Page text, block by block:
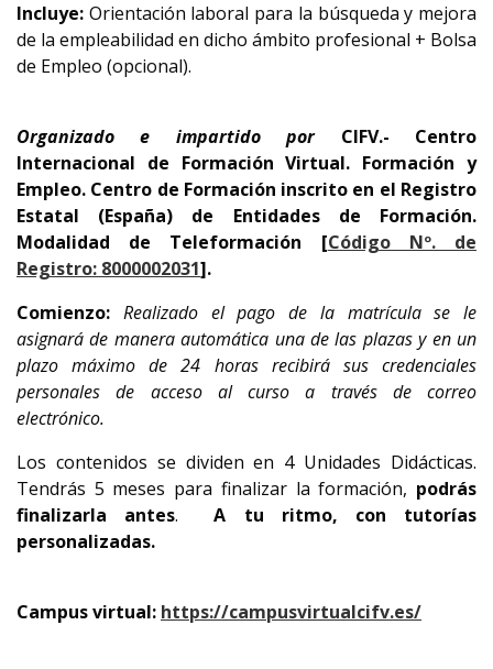
Incluye: Orientación laboral para la búsqueda y mejora
de la empleabilidad en dicho ámbito profesional + Bolsa
de Empleo (opcional).
Organizado e impartido por CIFV.- Centro
Internacional de Formación Virtual. Formación y
Empleo. Centro de Formación inscrito en el Registro
Estatal (España) de Entidades de Formación.
Modalidad de Teleformación [Código Nº. de
Registro: 8000002031].
Comienzo: Realizado el pago de la matrícula se le
asignará de manera automática una de las plazas y en un
plazo máximo de 24 horas recibirá sus credenciales
personales de acceso al curso a través de correo
electrónico.
Los contenidos se dividen en 4 Unidades Didácticas.
Tendrás 5 meses para finalizar la formación, podrás
finalizarla antes.
A tu ritmo, con tutorías
personalizadas.
Campus virtual: https://campusvirtualcifv.es/